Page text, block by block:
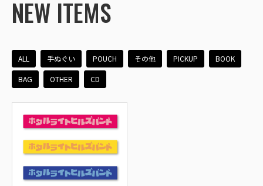
NEW ITEMS
ALL 手ぬぐい POUCH その他 PICKUP BOOK
BAG OTHER CD